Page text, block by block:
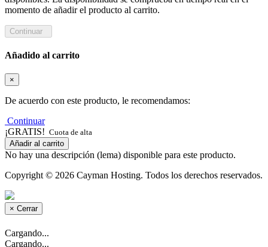
momento de añadir el producto al carrito.
Añadido al carrito
×
De acuerdo con este producto, le recomendamos:
Continuar
¡GRATIS! Cuota de alta
Añadir al carrito
No hay una descripción (lema) disponible para este producto.
Copyright © 2026 Cayman Hosting. Todos los derechos reservados.
× Cerrar
Cargando...
Cargando...